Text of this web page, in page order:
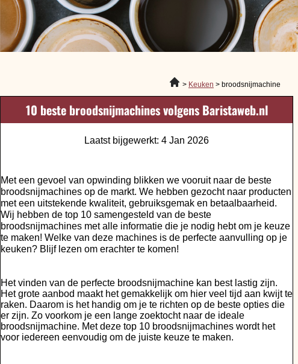
Keuken broodsnijmachine
10 beste broodsnijmachines volgens Baristaweb.nl
Laatst bijgewerkt: 4 Jan 2026
Met een gevoel van opwinding blikken we vooruit naar de beste
broodsnijmachines op de markt. We hebben gezocht naar producten
met een uitstekende kwaliteit, gebruiksgemak en betaalbaarheid.
Wij hebben de top 10 samengesteld van de beste
broodsnijmachines met alle informatie die je nodig hebt om je keuze
te maken! Welke van deze machines is de perfecte aanvulling op je
keuken? Blijf lezen om erachter te komen!
Het vinden van de perfecte broodsnijmachine kan best lastig zijn.
Het grote aanbod maakt het gemakkelijk om hier veel tijd aan kwijt te
raken. Daarom is het handig om je te richten op de beste opties die
er zijn. Zo voorkom je een lange zoektocht naar de ideale
broodsnijmachine. Met deze top 10 broodsnijmachines wordt het
voor iedereen eenvoudig om de juiste keuze te maken.